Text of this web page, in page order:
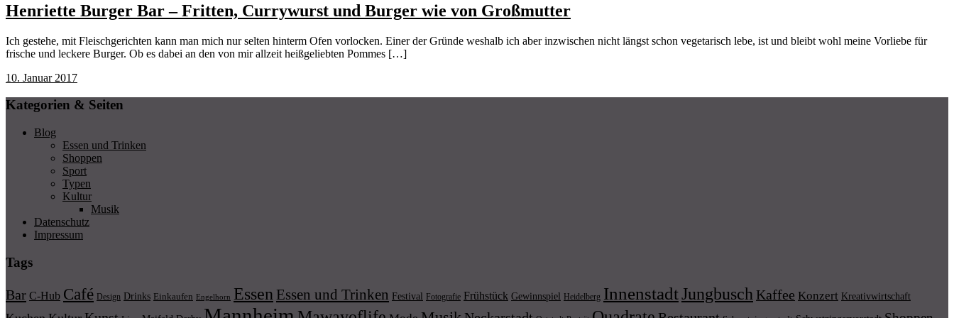
Henriette Burger Bar – Fritten, Currywurst und Burger wie von Großmutter
Ich gestehe, mit Fleischgerichten kann man mich nur selten hinterm Ofen vorlocken. Einer der Gründe weshalb ich aber inzwischen nicht längst schon vegetarisch lebe, ist und bleibt wohl meine Vorliebe für
frische und leckere Burger. Ob es dabei an den von mir allzeit heißgeliebten Pommes […]
10. Januar 2017
Kategorien & Seiten
Blog
Essen und Trinken
Shoppen
Sport
Typen
Kultur
Musik
Datenschutz
Impressum
Tags
Bar C-Hub Café Design Drinks Einkaufen Engelhorn Essen Essen und Trinken Festival Fotografie Frühstück Gewinnspiel Heidelberg InnenstadtJungbusch Kaffee Konzert Kreativwirtschaft